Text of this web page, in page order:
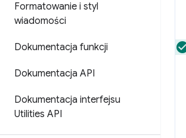
Formatowanie i styl
wiadomości
Dokumentacja funkcji
Dokumentacja API
Dokumentacja interfejsu
Utilities API